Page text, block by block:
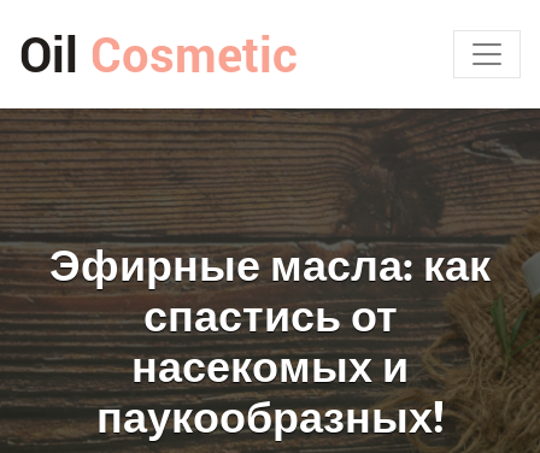
Oil Cosmetic
Эфирные масла: как
спастись от
насекомых и
паукообразных!